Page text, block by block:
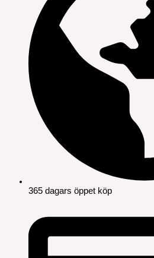
365 dagars öppet köp